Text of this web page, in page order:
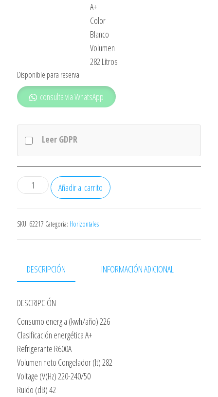
A+
Color
Blanco
Volumen
282 Litros
Disponible para reserva
consulta via WhatsApp
Leer GDPR
Congelador
Rommer
111x64x85
Litros
A+
Doble
Funcion(sustituye
A
Mf255)
cantidad
Añadir al carrito
SKU: 62217 Categoría: Horizontales
DESCRIPCIÓN INFORMACIÓN ADICIONAL
DESCRIPCIÓN
Consumo energia (kwh/año) 226
Clasificación energética A+
Refrigerante R600A
Volumen neto Congelador (lt) 282
Voltage (V(Hz) 220-240/50
Ruido (dB) 42